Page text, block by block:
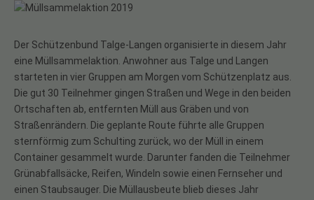
Der Schützenbund Talge-Langen organisierte in diesem Jahr
eine Müllsammelaktion. Anwohner aus Talge und Langen
starteten in vier Gruppen am Morgen vom Schützenplatz aus.
Die gut 30 Teilnehmer gingen Straßen und Wege in den beiden
Ortschaften ab, entfernten Müll aus Gräben und von
Straßenrändern. Die geplante Route führte alle Gruppen
sternförmig zum Schulting zurück, wo der Müll in einem
Container gesammelt wurde. Darunter fanden die Teilnehmer
Grünabfallsäcke, Reifen, Windeln sowie einen Fernseher und
einen Staubsauger. Die Müllausbeute blieb dieses Jahr